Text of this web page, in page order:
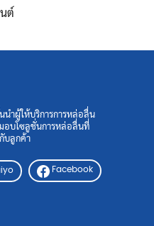
ต์
นำผู้ให้บริการการหล่อลื่น
มอบโซลูชั่นการหล่อลื่นที่
บลูกค้า
Facebook